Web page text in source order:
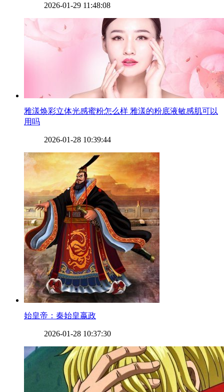
2026-01-29 11:48:08
​雅漾焕彩立体光感蜜粉怎么样 雅漾的粉底液敏感肌可以
用吗
2026-01-28 10:39:44
​始皇帝：秦始皇嬴政
2026-01-28 10:37:30